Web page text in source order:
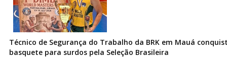
Técnico de Segurança do Trabalho da BRK em Mauá
basquete para surdos pela Seleção Brasileira